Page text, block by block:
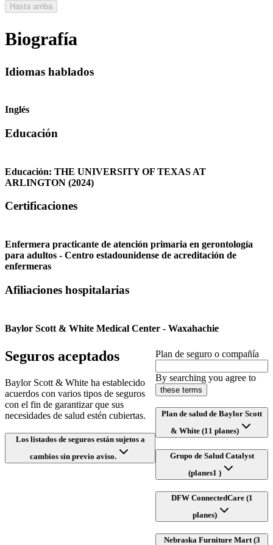
Hasta arriba
Biografía
Idiomas hablados
Inglés
Educación
Educación: THE UNIVERSITY OF TEXAS AT
ARLINGTON (2024)
Certificaciones
Enfermera practicante de atención primaria en gerontología
para adultos - Centro estadounidense de acreditación de
enfermeras
Afiliaciones hospitalarias
Baylor Scott & White Medical Center - Waxahachie
Seguros aceptados
Baylor Scott & White ha establecido
acuerdos con varios tipos de seguros
con el fin de garantizar que sus
necesidades de salud estén cubiertas.
Los listados de seguros están sujetos a
cambios sin previo aviso.
Plan de seguro o compañía
By searching you agree to
these terms
Plan de salud de Baylor Scott
& White (11 planes)
Grupo de Salud Catalyst
(planes1 )
DFW ConnectedCare (1
planes)
Nebraska Furniture Mart (3